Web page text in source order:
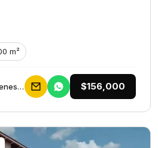
m²
Galceb Group Bienes Raices $156,000